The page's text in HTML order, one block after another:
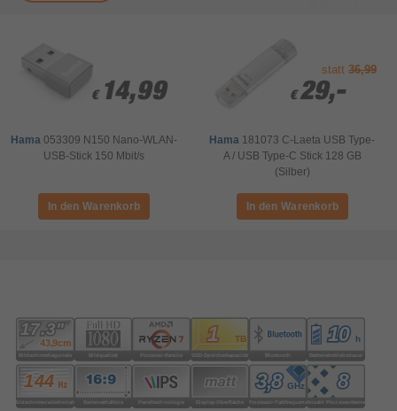
€ 14,99
€ 14,99
Hama 053309 N150 Nano-WLAN-
USB-Stick 150 Mbit/s
statt36,99
€ 29,-
€ 29,-
Hama 181073 C-Laeta USB Type-
A / USB Type-C Stick 128 GB
(Silber)